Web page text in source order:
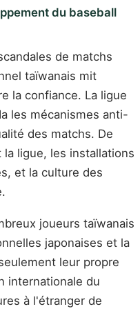
du baseball
de matchs
taïwanais mit
la confiance. La ligue
les mécanismes anti-
des matchs. De
ligue, les installations
et la culture des
joueurs taïwanais
japonaises et la
leur propre
internationale du
à l'étranger de